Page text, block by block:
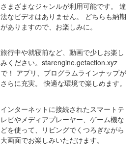
さまざまなジャンルが利用可能です。 違
法なビデオはありません。 どちらも納期
がありますので、お楽しみに。
旅行中や就寝前など、動画で少しお楽し
みください。starengine.getaction.xyz
で！ アプリ、プログラムラインナップが
さらに充実。 快適な環境で楽しめます。
インターネットに接続されたスマートテ
レビやメディアプレーヤー、ゲーム機な
どを使って、リビングでくつろぎながら
大画面でお楽しみいただけます。